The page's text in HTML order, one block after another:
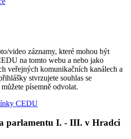
video záznamy, které mohou být
na tomto webu a nebo jako
veřejných komunikačních kanálech a
stvrzujete souhlas se
písemně odvolat.
CEDU
parlamentu I. - III. v Hradci